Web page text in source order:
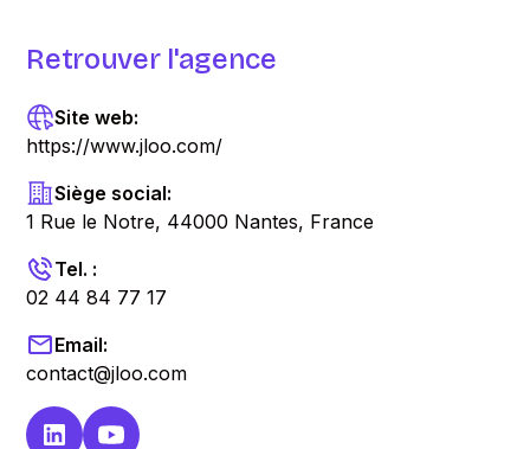
Retrouver l'agence
Site web:
https://www.jloo.com/
Siège social:
1 Rue le Notre, 44000 Nantes, France
Tel. :
02 44 84 77 17
Email:
contact@jloo.com